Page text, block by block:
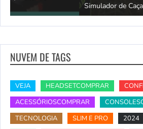
Simulador de Caça 3 | Explicação do
NUVEM DE TAGS
VEJA HEADSETCOMPRAR
ACESSÓRIOSCOMPRAR
TECNOLOGIA
SLIM E PRO 2024